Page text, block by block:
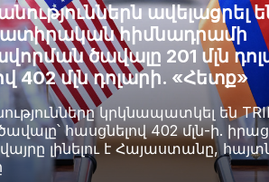
ավելացրել
հիմնադրամի
ծավալը 201 մլն
402 մլն դոլարի. «Հետք»
կրկնապատկել են
հասցնելով 402 մլն-ի.
լինելու է Հայաստանը,